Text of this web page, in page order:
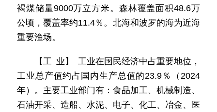
褐煤储量9000万立方米。森林覆盖面积48.6万
公顷，覆盖率约11.4％。北海和波罗的海为近海
重要渔场。
【工 业】 工业在国民经济中占重要地位，
工业总产值约占国内生产总值的23.9％（2024
年）。主要工业部门有：食品加工、机械制造、
石油开采、造船、水泥、电子、化工、冶金、医